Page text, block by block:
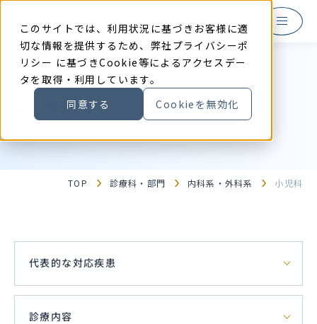
このサイトでは、利用状況に基づきお客様に適
切な情報を提供するため、弊社プライバシーポ
リシー に基づきCookie等によるアクセスデー
タを取得・利用しています。
同意する
Cookieを無効化
本
小児科
TOP 診療科・部門 内科系・外科系 小児科
代表的な対応疾患
診療内容